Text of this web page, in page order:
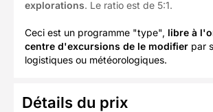
explorations. Le ratio est de 5:1.
Ceci est un programme "type", libre à
centre d'excursions de le modifier par
logistiques ou météorologiques.
Détails du prix